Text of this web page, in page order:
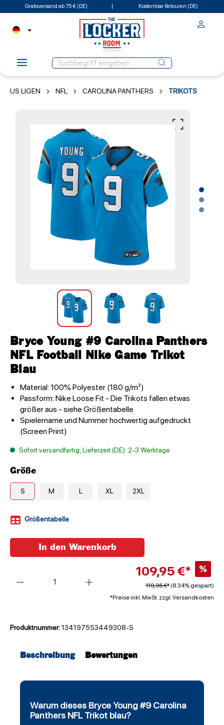
Gratisversand ab 75 € (DE) Kostenlose Retouren (DE)
US LIGEN NFL CAROLINA PANTHERS TRIKOTS
Bryce Young #9 Carolina Panthers
NFL Football Nike Game Trikot
Blau
Material: 100% Polyester (180 g/m²)
Passform: Nike Loose Fit - Die Trikots fallen etwas
größer aus - siehe Größentabelle
Spielername und Nummer hochwertig aufgedruckt
(Screen Print)
Sofort versandfertig, Lieferzeit (DE): 2-3 Werktage
Größe
S M L XL 2XL
Größentabelle
109,95 €* %
119,95 €* (8.34% gespart)
*Preise inkl. MwSt. zzgl. Versandkosten
In den Warenkorb
Produktnummer:134197553449308-S
Beschreibung Bewertungen
Warum dieses Bryce Young #9 Carolina
Panthers NFL Trikot blau?